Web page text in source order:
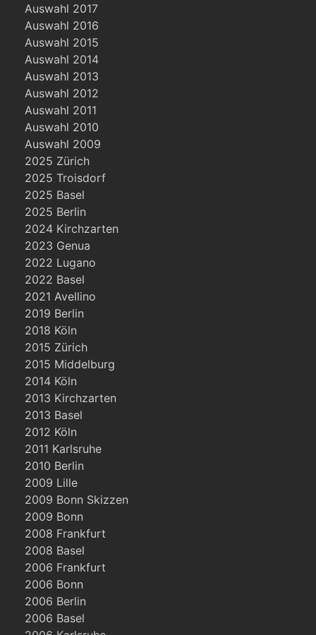
Auswahl 2017
Auswahl 2016
Auswahl 2015
Auswahl 2014
Auswahl 2013
Auswahl 2012
Auswahl 2011
Auswahl 2010
Auswahl 2009
2025 Zürich
2025 Troisdorf
2025 Basel
2025 Berlin
2024 Kirchzarten
2023 Genua
2022 Lugano
2022 Basel
2021 Avellino
2019 Berlin
2018 Köln
2015 Zürich
2015 Middelburg
2014 Köln
2013 Kirchzarten
2013 Basel
2012 Köln
2011 Karlsruhe
2010 Berlin
2009 Lille
2009 Bonn Skizzen
2009 Bonn
2008 Frankfurt
2008 Basel
2006 Frankfurt
2006 Bonn
2006 Berlin
2006 Basel